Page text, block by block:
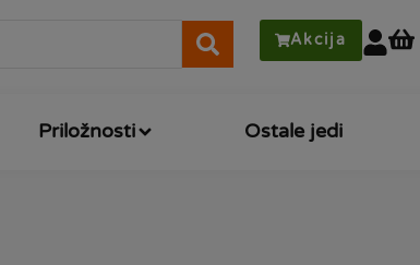
Akcija
Priložnosti Ostale jedi